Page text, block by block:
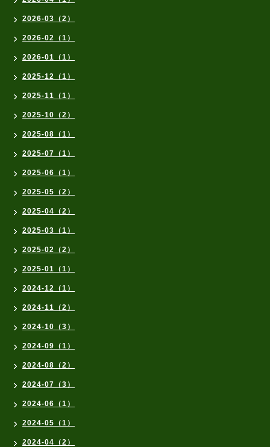
2026-03（2）
2026-02（1）
2026-01（1）
2025-12（1）
2025-11（1）
2025-10（2）
2025-08（1）
2025-07（1）
2025-06（1）
2025-05（2）
2025-04（2）
2025-03（1）
2025-02（2）
2025-01（1）
2024-12（1）
2024-11（2）
2024-10（3）
2024-09（1）
2024-08（2）
2024-07（3）
2024-06（1）
2024-05（1）
2024-04（2）